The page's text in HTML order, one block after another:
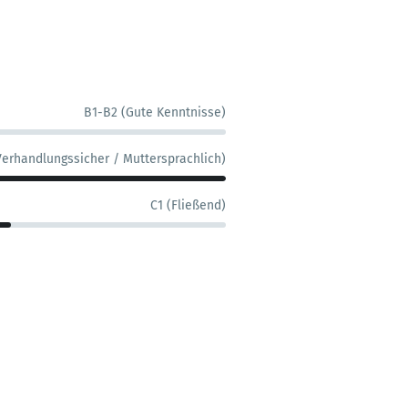
B1-B2 (Gute Kenntnisse)
/ Muttersprachlich)
C1 (Fließend)